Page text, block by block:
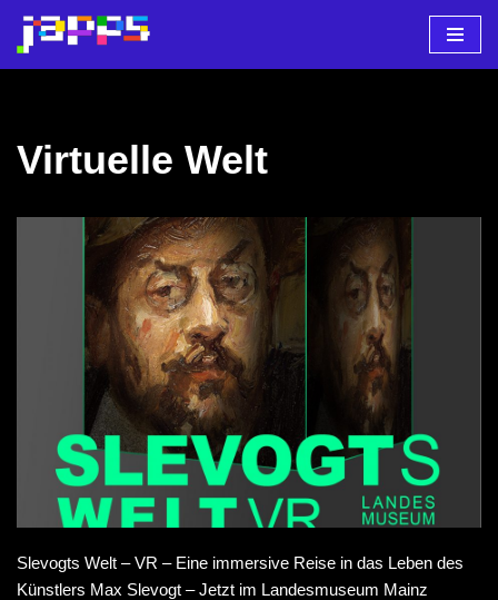
Zum
Virtuelle Welt
Slevogts Welt – VR – Eine immersive Reise in das Leben des
Künstlers Max Slevogt – Jetzt im Landesmuseum Mainz